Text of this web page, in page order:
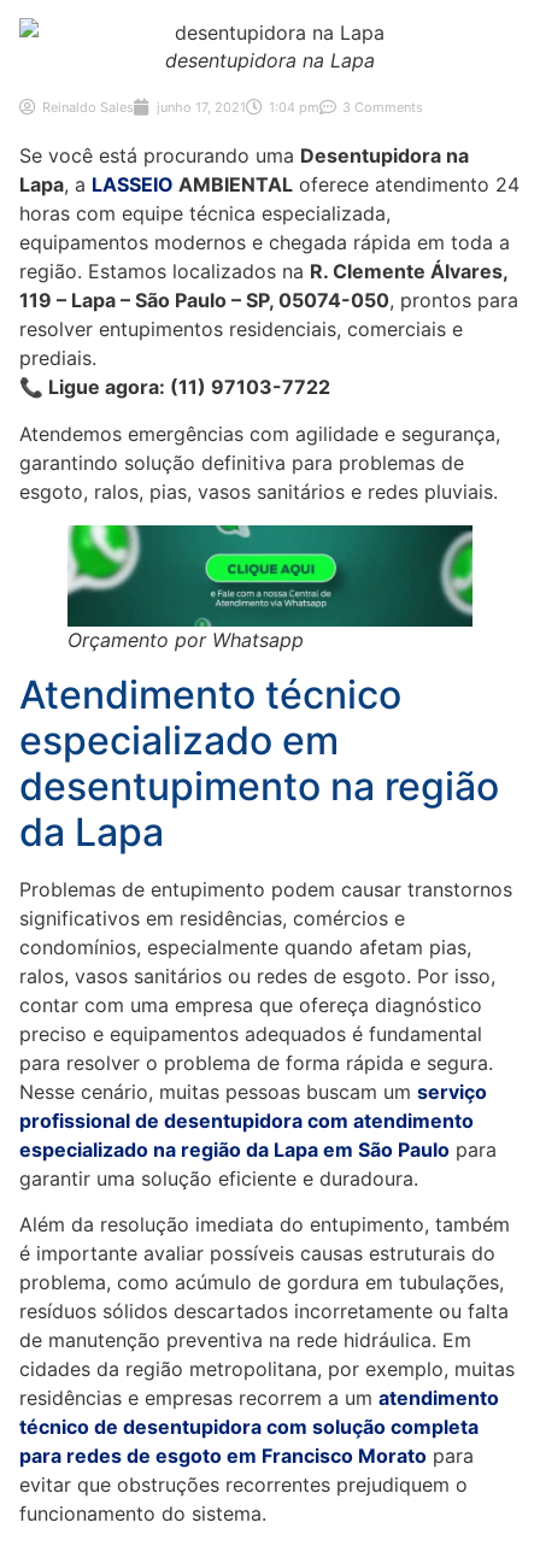
desentupidora na Lapa
Reinaldo Sales junho 17, 2021 1:04 pm 3 Comments
Se você está procurando uma Desentupidora na
Lapa, a LASSEIO AMBIENTAL oferece atendimento 24
horas com equipe técnica especializada,
equipamentos modernos e chegada rápida em toda a
região. Estamos localizados na R. Clemente Álvares,
119 – Lapa – São Paulo – SP, 05074-050, prontos para
resolver entupimentos residenciais, comerciais e
prediais.
📞 Ligue agora: (11) 97103-7722
Atendemos emergências com agilidade e segurança,
garantindo solução definitiva para problemas de
esgoto, ralos, pias, vasos sanitários e redes pluviais.
Orçamento por Whatsapp
Atendimento técnico
especializado em
desentupimento na região
da Lapa
Problemas de entupimento podem causar transtornos
significativos em residências, comércios e
condomínios, especialmente quando afetam pias,
ralos, vasos sanitários ou redes de esgoto. Por isso,
contar com uma empresa que ofereça diagnóstico
preciso e equipamentos adequados é fundamental
para resolver o problema de forma rápida e segura.
Nesse cenário, muitas pessoas buscam um serviço
profissional de desentupidora com atendimento
especializado na região da Lapa em São Paulo para
garantir uma solução eficiente e duradoura.
Além da resolução imediata do entupimento, também
é importante avaliar possíveis causas estruturais do
problema, como acúmulo de gordura em tubulações,
resíduos sólidos descartados incorretamente ou falta
de manutenção preventiva na rede hidráulica. Em
cidades da região metropolitana, por exemplo, muitas
residências e empresas recorrem a um atendimento
técnico de desentupidora com solução completa
para redes de esgoto em Francisco Morato para
evitar que obstruções recorrentes prejudiquem o
funcionamento do sistema.